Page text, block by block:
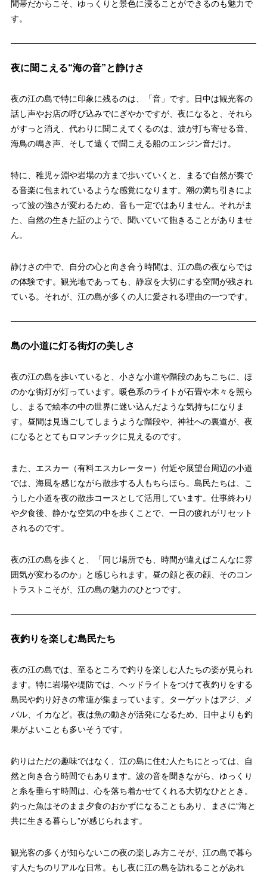
間帯だからこそ、ゆっくりと景色に浸ることができるのも魅力で
す。
夜に聞こえる“海の音”と静けさ
夜の江の島で特に印象に残るのは、「音」です。日中は観光客の
話し声やお店の呼び込みでにぎやかですが、夜になると、それら
がすっと消え、代わりに聞こえてくるのは、波が打ち寄せる音、
海鳥の鳴き声、そして遠くで聞こえる船のエンジン音だけ。
特に、稚児ヶ淵や岩場の方まで歩いていくと、まるで自然が奏で
る音楽に包まれているような感覚になります。潮の満ち引きによ
って波の強さが変わるため、音も一定ではありません。それがま
た、自然の生きた証のようで、聞いていて飽きることがありませ
ん。
静けさの中で、自分の心と向き合う時間は、江の島の夜ならでは
の体験です。観光地であっても、静寂を大切にする空間が残され
ている。それが、江の島が多くの人に愛される理由の一つです。
島の小道に灯る街灯の美しさ
夜の江の島を歩いていると、小さな小道や階段のあちこちに、ほ
のかな街灯が灯っています。暖色系のライトが石畳や木々を照ら
し、まるで絵本の中の世界に迷い込んだような気持ちになりま
す。昼間は見過ごしてしまうような階段や、神社への裏道が、夜
になるととてもロマンチックに見えるのです。
また、エスカー（有料エスカレーター）付近や展望台周辺の小道
では、海風を感じながら散歩する人もちらほら。島民たちは、こ
うした小道を夜の散歩コースとして活用しています。仕事終わり
や夕食後、静かな空気の中を歩くことで、一日の疲れがリセット
されるのです。
夜の江の島を歩くと、「同じ場所でも、時間が違えばこんなに雰
囲気が変わるのか」と感じられます。昼の顔と夜の顔、そのコン
トラストこそが、江の島の魅力のひとつです。
夜釣りを楽しむ島民たち
夜の江の島では、至るところで釣りを楽しむ人たちの姿が見られ
ます。特に岩場や堤防では、ヘッドライトをつけて夜釣りをする
島民や釣り好きの常連が集まっています。ターゲットはアジ、メ
バル、イカなど。夜は魚の動きが活発になるため、日中よりも釣
果がよいことも多いそうです。
釣りはただの趣味ではなく、江の島に住む人たちにとっては、自
然と向き合う時間でもあります。波の音を聞きながら、ゆっくり
と糸を垂らす時間は、心を落ち着かせてくれる大切なひととき。
釣った魚はそのまま夕食のおかずになることもあり、まさに“海と
共に生きる暮らし”が感じられます。
観光客の多くが知らないこの夜の楽しみ方こそが、江の島で暮ら
す人たちのリアルな日常。もし夜に江の島を訪れることがあれ